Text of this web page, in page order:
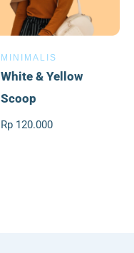
MINIMALIS
White & Yellow
Scoop
Rp 120.000